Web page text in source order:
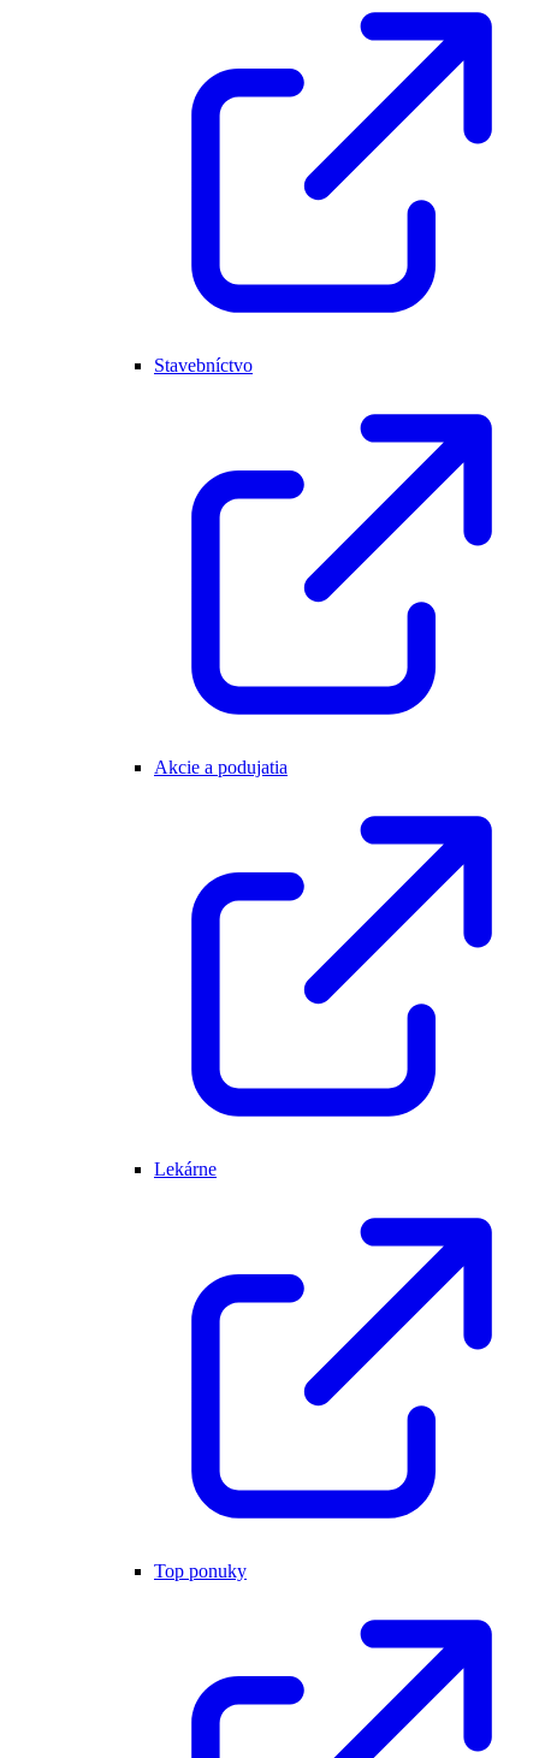
Stavebníctvo
Akcie a podujatia
Lekárne
Top ponuky